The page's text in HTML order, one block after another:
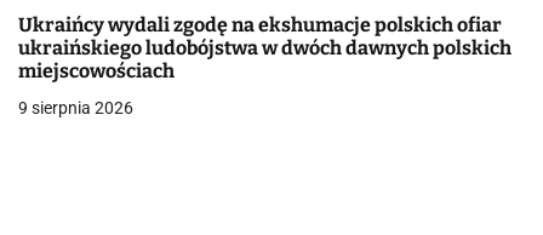
i
s
u
Ukraińcy wydali zgodę na ekshumacje polskich ofiar
ukraińskiego ludobójstwa w dwóch dawnych polskich
miejscowościach
9 sierpnia 2026